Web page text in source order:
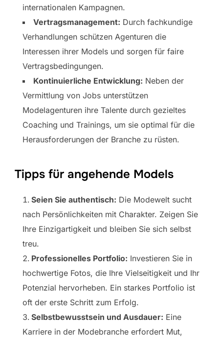
internationalen Kampagnen.
Vertragsmanagement: Durch fachkundige
Verhandlungen schützen Agenturen die
Interessen ihrer Models und sorgen für faire
Vertragsbedingungen.
Kontinuierliche Entwicklung: Neben der
Vermittlung von Jobs unterstützen
Modelagenturen ihre Talente durch gezieltes
Coaching und Trainings, um sie optimal für die
Herausforderungen der Branche zu rüsten.
Tipps für angehende Models
Seien Sie authentisch: Die Modewelt sucht
nach Persönlichkeiten mit Charakter. Zeigen Sie
Ihre Einzigartigkeit und bleiben Sie sich selbst
treu.
Professionelles Portfolio: Investieren Sie in
hochwertige Fotos, die Ihre Vielseitigkeit und Ihr
Potenzial hervorheben. Ein starkes Portfolio ist
oft der erste Schritt zum Erfolg.
Selbstbewusstsein und Ausdauer: Eine
Karriere in der Modebranche erfordert Mut,